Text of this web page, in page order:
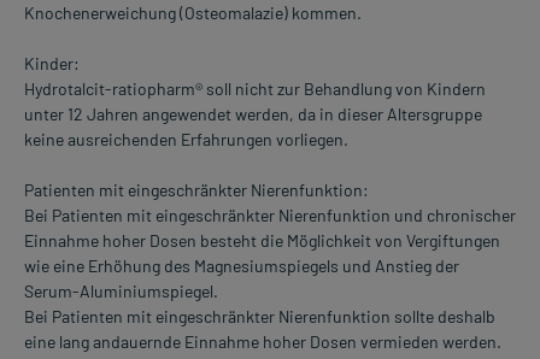
Knochenerweichung (Osteomalazie) kommen.
Kinder:
Hydrotalcit-ratiopharm® soll nicht zur Behandlung von Kindern
unter 12 Jahren angewendet werden, da in dieser Altersgruppe
keine ausreichenden Erfahrungen vorliegen.
Patienten mit eingeschränkter Nierenfunktion:
Bei Patienten mit eingeschränkter Nierenfunktion und chronischer
Einnahme hoher Dosen besteht die Möglichkeit von Vergiftungen
wie eine Erhöhung des Magnesiumspiegels und Anstieg der
Serum-Aluminiumspiegel.
Bei Patienten mit eingeschränkter Nierenfunktion sollte deshalb
eine lang andauernde Einnahme hoher Dosen vermieden werden.